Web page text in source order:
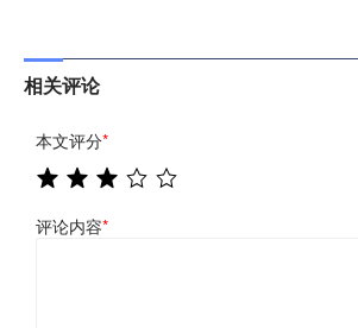
相关评论
本文评分*
评论内容*